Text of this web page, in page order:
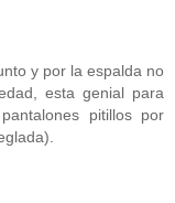
y por la espalda no
esta genial para
pitillos por